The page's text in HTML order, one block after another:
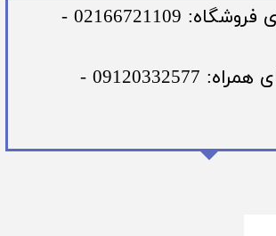
​شماره تلفن های فروشگاه: 02166721109 -
​شماره تلفن های همراه: 09120332577 -